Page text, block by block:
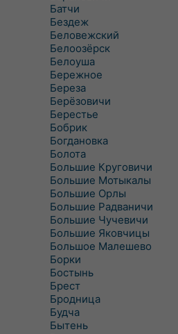
Батчи
Бездеж
Беловежский
Белоозёрск
Белоуша
Бережное
Береза
Берёзовичи
Берестье
Бобрик
Богдановка
Болота
Большие Круговичи
Большие Мотыкалы
Большие Орлы
Большие Радваничи
Большие Чучевичи
Большие Яковчицы
Большое Малешево
Борки
Бостынь
Брест
Бродница
Будча
Бытень